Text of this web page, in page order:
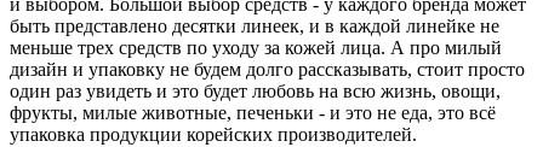
и выбором. Большой выбор средств - у каждого бренда может
быть представлено десятки линеек, и в каждой линейке не
меньше трех средств по уходу за кожей лица. А про милый
дизайн и упаковку не будем долго рассказывать, стоит просто
один раз увидеть и это будет любовь на всю жизнь, овощи,
фрукты, милые животные, печеньки - и это не еда, это всё
упаковка продукции корейских производителей.